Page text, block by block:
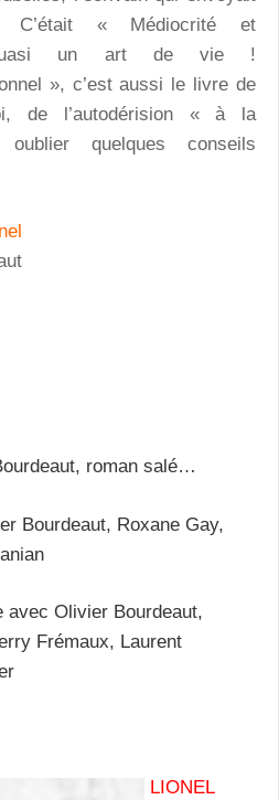
« Médiocrité et
quasi un art de vie !
», c’est aussi le livre de
de l’autodérision « à la
quelques conseils
roman salé…
Bourdeaut, Roxane Gay,
avec Olivier Bourdeaut,
Frémaux, Laurent
LIONEL